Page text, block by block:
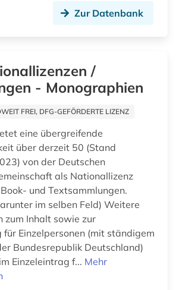
arbeiterbewegung (1)
arbeiterklasse (1)
arbeitsbeziehungen (1)
arbeitsmarkt (3)
arbeitsmarktforschung (1)
arbeitsschutz (2)
architektur (27)
Mecklenburg-Vorpommern (6)
Mittelamerika (6)
Montenegro (2)
Niederlande (17)
Niedersachsen (4)
Nordamerika (5)
Norwegen (11)
Zur Datenbank
/
- Monographien
FREI, DFG-GEFÖRDERTE LIZENZ
eine übergreifende
über derzeit 50 (Stand
von der Deutschen
als Nationallizenz
und Textsammlungen.
im selben Feld) Weitere
zum Inhalt sowie zur
für Einzelpersonen (mit ständigem
Bundesrepublik Deutschland)
Einzeleintrag f... Mehr